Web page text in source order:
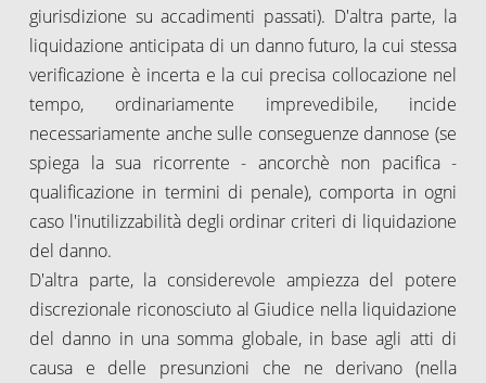
giurisdizione su accadimenti passati). D'altra parte, la
liquidazione anticipata di un danno futuro, la cui stessa
verificazione è incerta e la cui precisa collocazione nel
tempo, ordinariamente imprevedibile, incide
necessariamente anche sulle conseguenze dannose (se
spiega la sua ricorrente - ancorchè non pacifica -
qualificazione in termini di penale), comporta in ogni
caso l'inutilizzabilità degli ordinar criteri di liquidazione
del danno.
D'altra parte, la considerevole ampiezza del potere
discrezionale riconosciuto al Giudice nella liquidazione
del danno in una somma globale, in base agli atti di
causa e delle presunzioni che ne derivano (nella